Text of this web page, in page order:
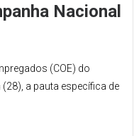
Nacional
(COE) do
a pauta específica de